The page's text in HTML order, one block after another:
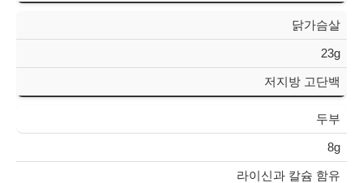
닭가슴살
23g
저지방 고단백
두부
8g
라이신과 칼슘 함유